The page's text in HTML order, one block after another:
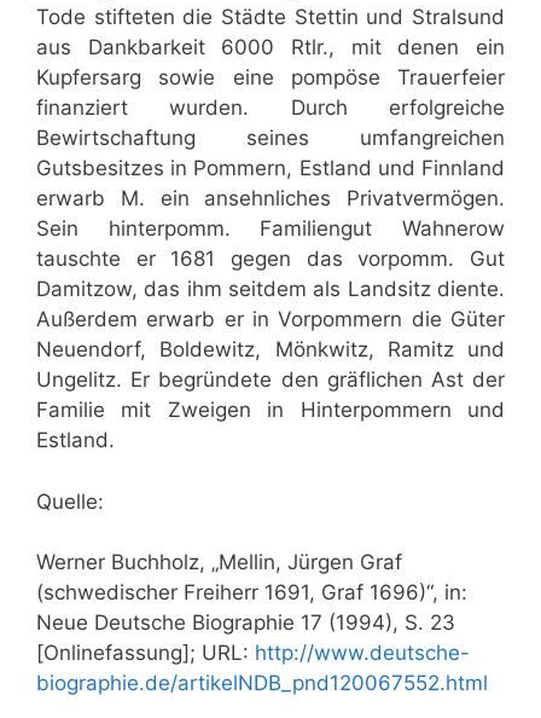
Tode stifteten die Städte Stettin und Stralsund
aus Dankbarkeit 6000 Rtlr., mit denen ein
Kupfersarg sowie eine pompöse Trauerfeier
finanziert wurden. Durch erfolgreiche
Bewirtschaftung seines umfangreichen
Gutsbesitzes in Pommern, Estland und Finnland
erwarb M. ein ansehnliches Privatvermögen.
Sein hinterpomm. Familiengut Wahnerow
tauschte er 1681 gegen das vorpomm. Gut
Damitzow, das ihm seitdem als Landsitz diente.
Außerdem erwarb er in Vorpommern die Güter
Neuendorf, Boldewitz, Mönkwitz, Ramitz und
Ungelitz. Er begründete den gräflichen Ast der
Familie mit Zweigen in Hinterpommern und
Estland.
Quelle:
Werner Buchholz, „Mellin, Jürgen Graf
(schwedischer Freiherr 1691, Graf 1696)“, in:
Neue Deutsche Biographie 17 (1994), S. 23
[Onlinefassung]; URL: http://www.deutsche-
biographie.de/artikelNDB_pnd120067552.html